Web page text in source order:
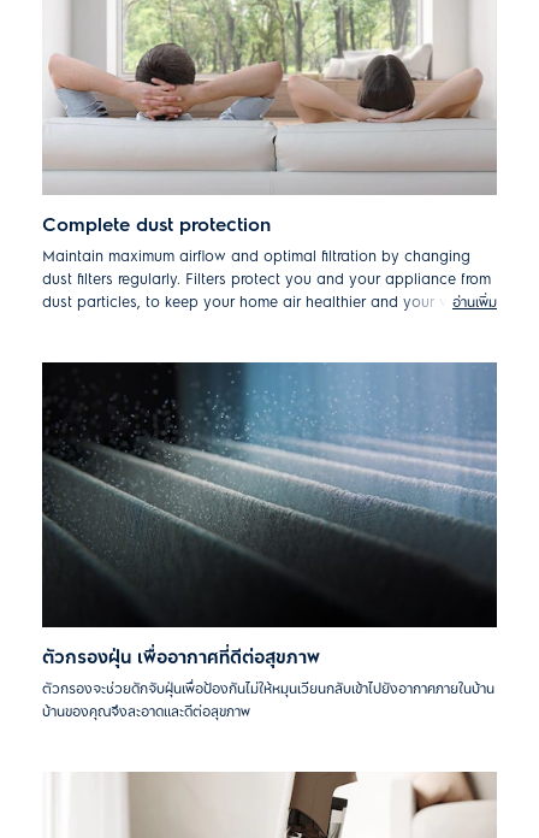
Complete dust protection
Maintain maximum airflow and optimal filtration by changing
dust filters regularly. Filters protect you and your appliance from
dust particles, to keep your home air healthier and your vacuum
อ่านเพิ่ม
ตัวกรองฝุ่น เพื่ออากาศที่ดีต่อสุขภาพ
ตัวกรองจะช่วยดักจับฝุ่นเพื่อป้องกันไม่ให้หมุนเวียนกลับเข้าไปยังอากาศภายในบ้าน
บ้านของคุณจึงสะอาดและดีต่อสุขภาพ